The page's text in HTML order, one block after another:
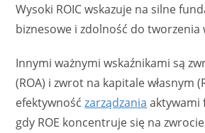
Wysoki ROIC wskazuje na silne
biznesowe i zdolność do tworzenia
Innymi ważnymi wskaźnikami są
(ROA) i zwrot na kapitale własnym
efektywnośćzarządzania aktywami
gdy ROE koncentruje się na